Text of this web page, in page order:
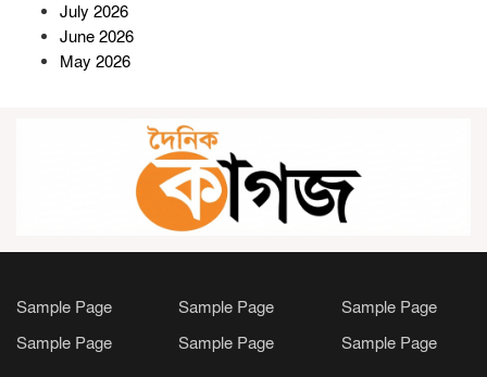
সমাবেশ
রামগতিতে প্রেমের সম্পর্কের পর ধর্ষণ
মামলা: নিরপেক্ষ তদন্তের দাবি
সোনারগাঁওয়ে বিশ্ব মাতৃদুগ্ধ সপ্তাহ
উপলক্ষে বর্ণাঢ্য র‍্যালি ও সচেতনতামূলক
কর্মসূচি
July 2026
June 2026
May 2026
Sample Page Sample Page
Sample Page
Sample Page
Sample Page Sample Page